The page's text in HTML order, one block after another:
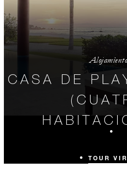
CASA DE
TOUR